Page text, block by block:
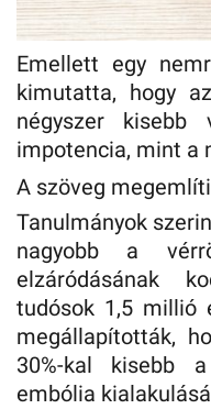
Emellett egy
kimutatta, hogy
négyszer kisebb
impotencia, mint a
A szöveg
Tanulmányok
nagyobb a
elzáródásának
tudósok 1,5 millió
megállapították,
30%-kal kisebb
embólia